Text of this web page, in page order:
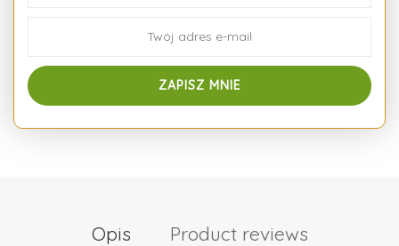
Opis Product reviews